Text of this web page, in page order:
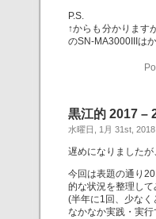
P.S.
↑からも分かります
のSN-MA3000IIIは
黒江的 2017 –
水曜日, 1月 31st, 2018
遅めになりました
今回は表題の通り
的な状況を整理し
(半年に1回、少な
なかなか実践・実